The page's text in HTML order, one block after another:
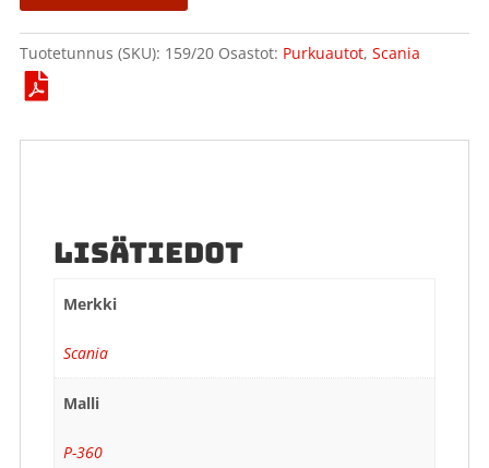
Tuotetunnus (SKU): 159/20 Osastot: Purkuautot, Scania
LISÄTIEDOT
Merkki
Scania
Malli
P-360